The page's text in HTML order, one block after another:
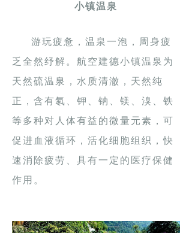
小镇温泉
游玩疲惫，温泉一泡，周身疲
乏全然纾解。航空建德小镇温泉为
天然硫温泉，水质清澈，天然纯
正，含有氡、钾、钠、镁、溴、铁
等多种对人体有益的微量元素，可
促进血液循环，活化细胞组织，快
速消除疲劳、具有一定的医疗保健
作用。